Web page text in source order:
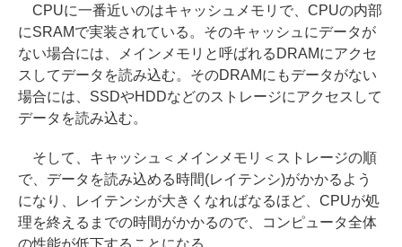
CPUに一番近いのはキャッシュメモリで、CPUの内部
にSRAMで実装されている。そのキャッシュにデータが
ない場合には、メインメモリと呼ばれるDRAMにアクセ
スしてデータを読み込む。そのDRAMにもデータがない
場合には、SSDやHDDなどのストレージにアクセスして
データを読み込む。
そして、キャッシュ＜メインメモリ＜ストレージの順
で、データを読み込める時間(レイテンシ)がかかるよう
になり、レイテンシが大きくなればなるほど、CPUが処
理を終えるまでの時間がかかるので、コンピュータ全体
の性能が低下することになる。